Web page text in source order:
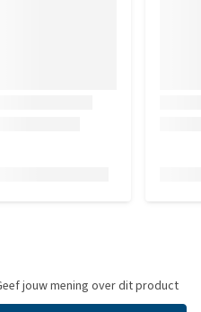
jouw mening over dit product